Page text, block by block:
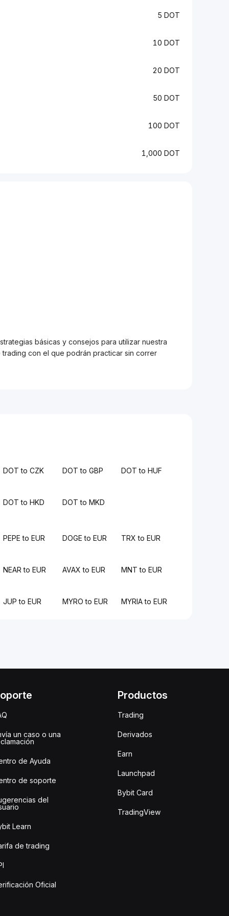
5 DOT
10 DOT
20 DOT
50 DOT
100 DOT
1,000 DOT
básicas y consejos para utilizar nuestra
con el que podrán practicar sin correr
DOT to CZK DOT to GBP DOT to HUF
DOT to HKD DOT to MKD
PEPE to EUR DOGE to EUR TRX to EUR
NEAR to EUR AVAX to EUR MNT to EUR
JUP to EUR MYRO to EUR MYRIA to EUR
un caso o una
de Ayuda
de soporte
del
Learn
de trading
Oficial
Productos
Trading
Derivados
Earn
Launchpad
Bybit Card
TradingView